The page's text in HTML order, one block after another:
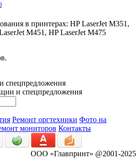
в принтерах: HP LaserJet M351,
M451, HP LaserJet M475
спецпредложения
и спецпредложения
Ремонт оргтехники Фото на
мониторов Контакты
ООО «Главпринт» @2001-2025